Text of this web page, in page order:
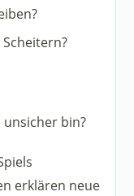
unsicher bin?
erklären neue